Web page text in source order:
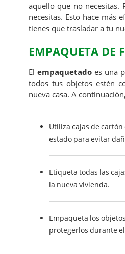
aquello que no necesitas.
necesitas. Esto hace más
tienes que trasladar a tu
EMPAQUETA DE
El empaquetadoes una
todos tus objetos estén
nueva casa. A
Utiliza cajas de
estado para evitar
Etiqueta todas las
la nueva vivienda.
Empaqueta los
protegerlos durante